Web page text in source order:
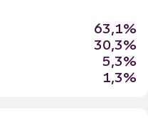
63,1%
30,3%
5,3%
1,3%